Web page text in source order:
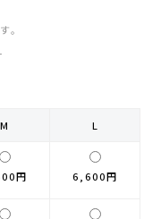
。
M L
円 6,600円